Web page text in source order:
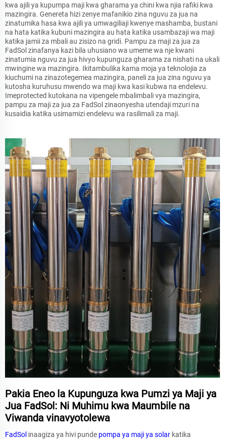
kwa ajili ya kupumpa maji kwa gharama ya chini kwa njia rafiki kwa
mazingira. Genereta hizi zenye mafanikio zina nguvu za jua na
zinatumika hasa kwa ajili ya umwagiliaji kwenye mashamba, bustani
na hata katika kubuni mazingira au hata katika usambazaji wa maji
katika jamii za mbali au zisizo na gridi. Pampu za maji za jua za
FadSol zinafanya kazi bila uhusiano wa umeme wa nje kwani
zinatumia nguvu za jua hivyo kupunguza gharama za nishati na ukali
mwingine wa mazingira. Ikitambulika kama moja ya teknolojia za
kiuchumi na zinazotegemea mazingira, paneli za jua zina nguvu ya
kutosha kuruhusu mwendo wa maji kwa kasi kubwa na endelevu.
Imeprotected kutokana na vipengele mbalimbali vya mazingira,
pampu za maji za jua za FadSol zinaonyesha utendaji mzuri na
kusaidia katika usimamizi endelevu wa rasilimali za maji.
Pakia Eneo la Kupunguza kwa Pumzi ya Maji ya
Jua FadSol: Ni Muhimu kwa Maumbile na
Viwanda vinavyotolewa
FadSol inaagiza ya hivi punde pompa ya maji ya solar katika